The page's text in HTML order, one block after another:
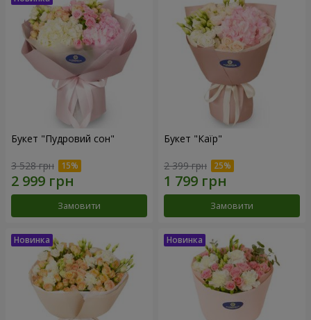
Букет "Пудровий сон"
3 528 грн
Замовити
Букет "Каїр"
2 399 грн
Замовити